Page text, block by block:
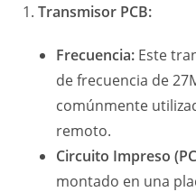
Transmisor PCB:
Frecuencia: Este
de frecuencia de
comúnmente
remoto.
Circuito Impreso
montado en una